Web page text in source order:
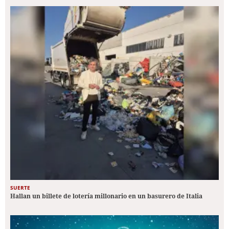
SUERTE
Hallan un billete de lotería millonario en un basurero de Italia